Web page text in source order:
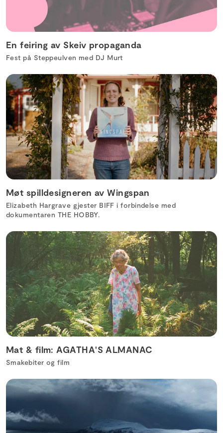
En feiring av Skeiv propaganda
Fest på Steppeulven med DJ Murt
Møt spilldesigneren av Wingspan
Elizabeth Hargrave gjester BIFF i forbindelse med
dokumentaren THE HOBBY.
Mat & film: AGATHA'S ALMANAC
Smakebiter og film